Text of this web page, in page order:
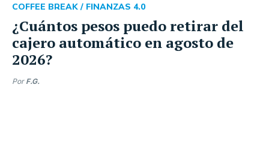
¿Cuántos pesos puedo retirar del
cajero automático en agosto de
2026?
COFFEE BREAK / FINANZAS 4.0
Por F.G.